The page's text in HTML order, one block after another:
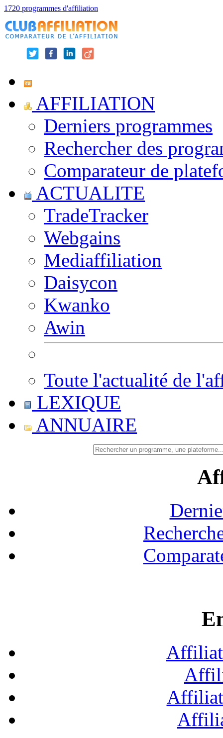
1720 programmes d'affiliation
AFFILIATION
Derniers programmes
Rechercher des
Comparateur de
ACTUALITE
TradeTracker
Webgains
Mediaffiliation
Daisycon
Kwanko
Awin
Toute l'actualité de
LEXIQUE
ANNUAIRE